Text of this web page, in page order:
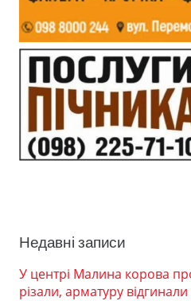
Недавні записи
У центрі Малина корова
різали, арматуру